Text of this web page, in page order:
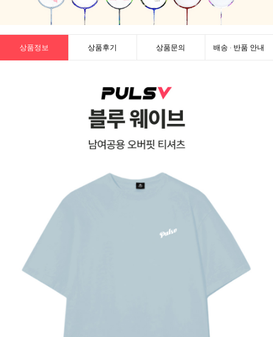
상품정보 상품후기 상품문의 배송 · 반품 안내